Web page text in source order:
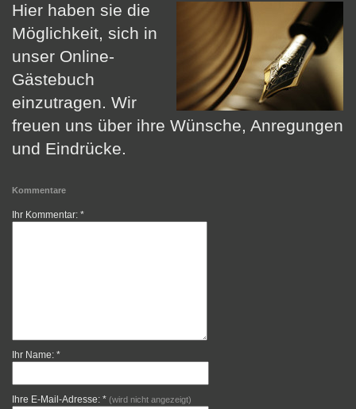
Hier haben sie die
Möglichkeit, sich in
unser Online-
Gästebuch
einzutragen. Wir
freuen uns über ihre Wünsche, Anregungen
und Eindrücke.
Kommentare
Ihr Kommentar: *
Ihr Name: *
Ihre E-Mail-Adresse: * (wird nicht angezeigt)